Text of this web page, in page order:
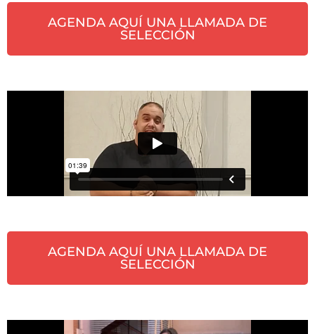
AGENDA AQUÍ UNA LLAMADA DE
SELECCIÓN
AGENDA AQUÍ UNA LLAMADA DE
SELECCIÓN